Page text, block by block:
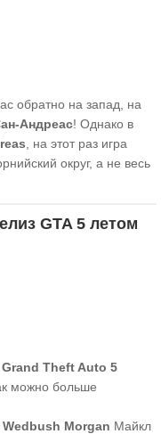
обратно на запад, на
Андреас! Однако в
, на этот раз игра
округ, а не весь
GTA 5 летом
Grand Theft Auto 5
можно больше
Wedbush Morgan Майкл